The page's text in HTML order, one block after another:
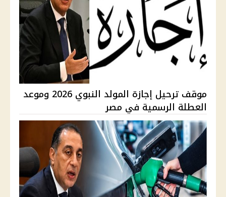
موقف ترحيل إجازة المولد النبوي 2026 وموعد
العطلة الرسمية في مصر